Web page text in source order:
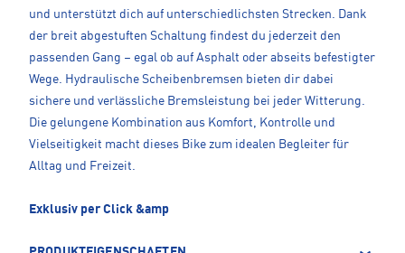
und unterstützt dich auf unterschiedlichsten Strecken. Dank
der breit abgestuften Schaltung findest du jederzeit den
passenden Gang – egal ob auf Asphalt oder abseits befestigter
Wege. Hydraulische Scheibenbremsen bieten dir dabei
sichere und verlässliche Bremsleistung bei jeder Witterung.
Die gelungene Kombination aus Komfort, Kontrolle und
Vielseitigkeit macht dieses Bike zum idealen Begleiter für
Alltag und Freizeit.
Exklusiv per Click &amp